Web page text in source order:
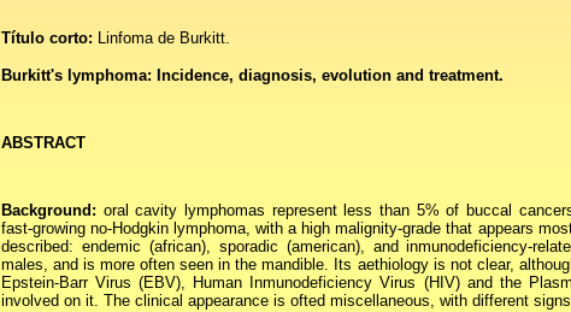
Título corto: Linfoma de Burkitt.
Burkitt's lymphoma: Incidence, diagnosis, evolution and treatment.
ABSTRACT
Background: oral cavity lymphomas represent less than 5% of buccal
fast-growing no-Hodgkin lymphoma, with a high malignity-grade that appears
described: endemic (african), sporadic (american), and inmunodeficiency-
males, and is more often seen in the mandible. Its aethiology is not clear,
Epstein-Barr Virus (EBV), Human Inmunodeficiency Virus (HIV) and the
involved on it. The clinical appearance is ofted miscellaneous, with different